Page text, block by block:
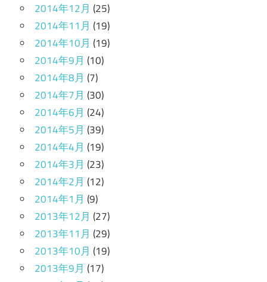
2014年12月 (25)
2014年11月 (19)
2014年10月 (19)
2014年9月 (10)
2014年8月 (7)
2014年7月 (30)
2014年6月 (24)
2014年5月 (39)
2014年4月 (19)
2014年3月 (23)
2014年2月 (12)
2014年1月 (9)
2013年12月 (27)
2013年11月 (29)
2013年10月 (19)
2013年9月 (17)